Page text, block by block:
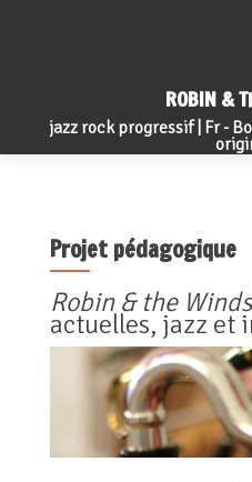
ROBIN &
jazz rock progressif | Fr -
Projet pédagogique
Robin & the Winds
actuelles, jazz et